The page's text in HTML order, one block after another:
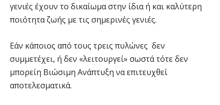
γενιές έχουν το δικαίωµα στην ίδια ή και καλύτερη
ποιότητα ζωής µε τις σηµερινές γενιές.
Εάν κάποιος από τους τρεις πυλώνες δεν
συμμετέχει, ή δεν «λειτουργεί» σωστά τότε δεν
µπορείη Βιώσιμη Ανάπτυξη να επιτευχθεί
αποτελεσµατικά.